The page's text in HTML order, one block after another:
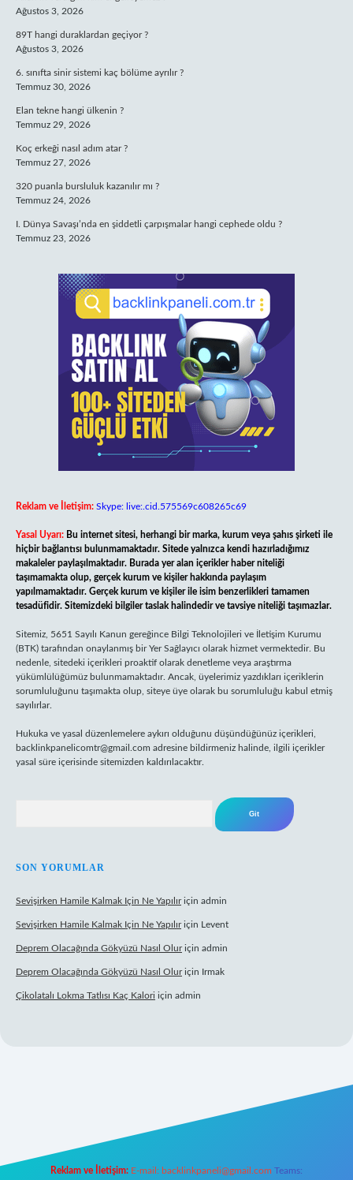
Ağustos 3, 2026
89T hangi duraklardan geçiyor ?
Ağustos 3, 2026
6. sınıfta sinir sistemi kaç bölüme ayrılır ?
Temmuz 30, 2026
Elan tekne hangi ülkenin ?
Temmuz 29, 2026
Koç erkeği nasıl adım atar ?
Temmuz 27, 2026
320 puanla bursluluk kazanılır mı ?
Temmuz 24, 2026
I. Dünya Savaşı’nda en şiddetli çarpışmalar hangi cephede oldu ?
Temmuz 23, 2026
Reklam ve İletişim: Skype: live:.cid.575569c608265c69
Yasal Uyarı: Bu internet sitesi, herhangi bir marka, kurum veya şahıs şirketi ile
hiçbir bağlantısı bulunmamaktadır. Sitede yalnızca kendi hazırladığımız
makaleler paylaşılmaktadır. Burada yer alan içerikler haber niteliği
taşımamakta olup, gerçek kurum ve kişiler hakkında paylaşım
yapılmamaktadır. Gerçek kurum ve kişiler ile isim benzerlikleri tamamen
tesadüfidir. Sitemizdeki bilgiler taslak halindedir ve tavsiye niteliği taşımazlar.
Sitemiz, 5651 Sayılı Kanun gereğince Bilgi Teknolojileri ve İletişim Kurumu
(BTK) tarafından onaylanmış bir Yer Sağlayıcı olarak hizmet vermektedir. Bu
nedenle, sitedeki içerikleri proaktif olarak denetleme veya araştırma
yükümlülüğümüz bulunmamaktadır. Ancak, üyelerimiz yazdıkları içeriklerin
sorumluluğunu taşımakta olup, siteye üye olarak bu sorumluluğu kabul etmiş
sayılırlar.
Hukuka ve yasal düzenlemelere aykırı olduğunu düşündüğünüz içerikleri,
backlinkpanelicomtr@gmail.com adresine bildirmeniz halinde, ilgili içerikler
yasal süre içerisinde sitemizden kaldırılacaktır.
SON YORUMLAR
Sevişirken Hamile Kalmak Için Ne Yapılıriçin admin
Sevişirken Hamile Kalmak Için Ne Yapılıriçin Levent
Deprem Olacağında Gökyüzü Nasıl Oluriçin admin
Deprem Olacağında Gökyüzü Nasıl Oluriçin Irmak
Çikolatalı Lokma Tatlısı Kaç Kalori için admin
Reklam ve İletişim: E-mail: backlinkpaneli@gmail.com Teams: